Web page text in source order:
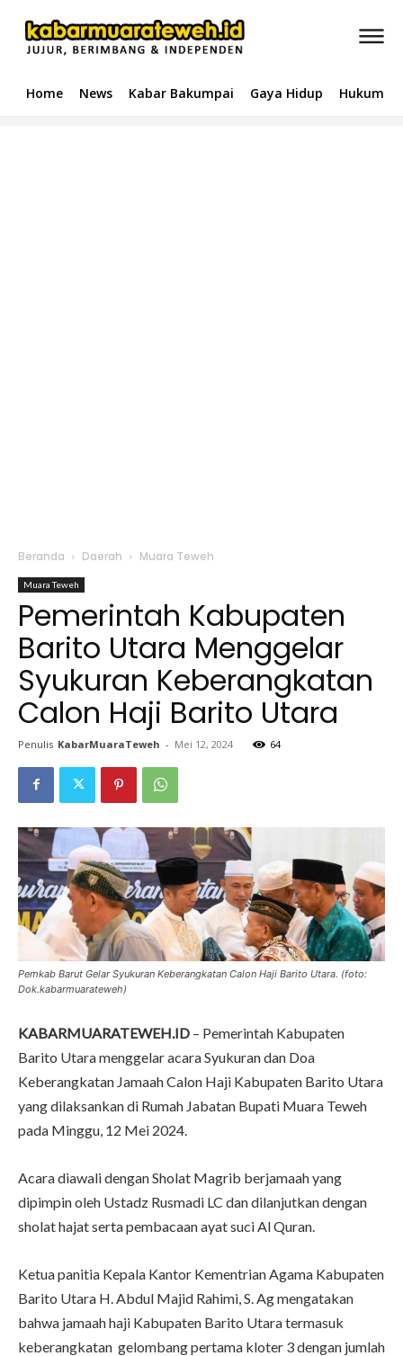
Home News Kabar Bakumpai Gaya Hidup Hukum &
Beranda Daerah Muara Teweh
Muara Teweh
Pemerintah Kabupaten
Barito Utara Menggelar
Syukuran Keberangkatan
Calon Haji Barito Utara
Penulis KabarMuaraTeweh - Mei 12, 2024 64
Pemkab Barut Gelar Syukuran Keberangkatan Calon Haji Barito Utara. (foto:
Dok.kabarmuarateweh)
KABARMUARATEWEH.ID – Pemerintah Kabupaten
Barito Utara menggelar acara Syukuran dan Doa
Keberangkatan Jamaah Calon Haji Kabupaten Barito Utara
yang dilaksankan di Rumah Jabatan Bupati Muara Teweh
pada Minggu, 12 Mei 2024.
Acara diawali dengan Sholat Magrib berjamaah yang
dipimpin oleh Ustadz Rusmadi LC dan dilanjutkan dengan
sholat hajat serta pembacaan ayat suci Al Quran.
Ketua panitia Kepala Kantor Kementrian Agama Kabupaten
Barito Utara H. Abdul Majid Rahimi, S. Ag mengatakan
bahwa jamaah haji Kabupaten Barito Utara termasuk
keberangkatan gelombang pertama kloter 3 dengan jumlah